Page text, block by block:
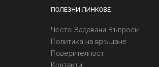
ПОЛЕЗНИ ЛИНКОВЕ
Често Задавани Въпроси
Политика на връщане
Поверителност
Контакти